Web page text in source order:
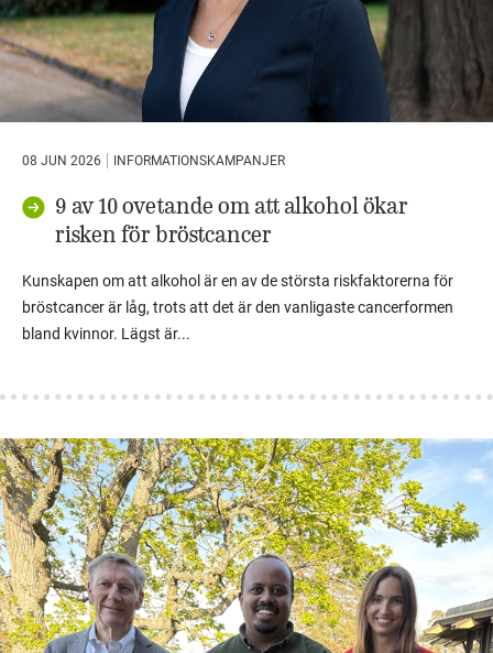
08 JUN 2026 INFORMATIONSKAMPANJER
9 av 10 ovetande om att alkohol ökar
risken för bröstcancer
Kunskapen om att alkohol är en av de största riskfaktorerna för
bröstcancer är låg, trots att det är den vanligaste cancerformen
bland kvinnor. Lägst är...